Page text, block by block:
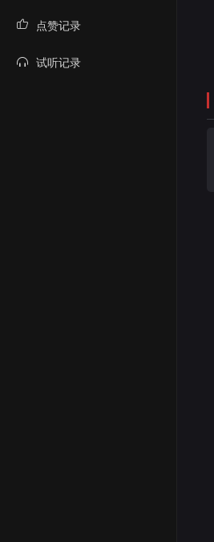
点赞记录
试听记录